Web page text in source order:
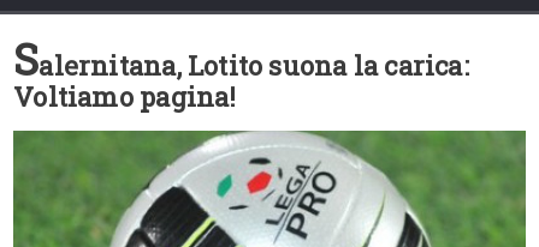
Salernitana, Lotito suona la carica:
Voltiamo pagina!